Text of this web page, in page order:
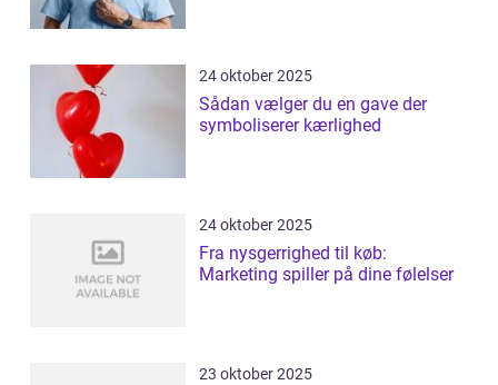
24 oktober 2025
Sådan vælger du en gave der
symboliserer kærlighed
24 oktober 2025
Fra nysgerrighed til køb:
Marketing spiller på dine følelser
23 oktober 2025